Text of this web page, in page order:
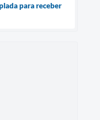
para receber